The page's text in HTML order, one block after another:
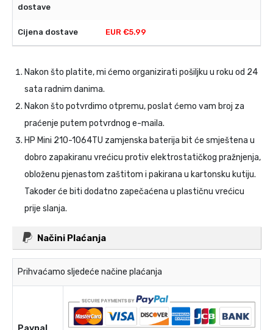
EUR €5.99
Nakon što platite, mi ćemo organizirati pošiljku u roku od 24
sata radnim danima.
Nakon što potvrdimo otpremu, poslat ćemo vam broj za
praćenje putem potvrdnog e-maila.
HP Mini 210-1064TU zamjenska baterija bit će smještena u
dobro zapakiranu vrećicu protiv elektrostatičkog pražnjenja,
obloženu pjenastom zaštitom i pakirana u kartonsku kutiju.
Također će biti dodatno zapečaćena u plastičnu vrećicu
prije slanja.
Načini Plaćanja
Prihvaćamo sljedeće načine plaćanja